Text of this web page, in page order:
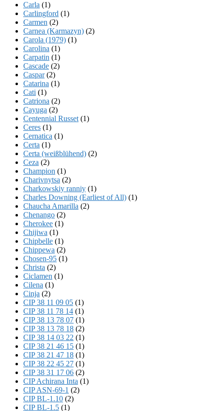
Carla (1)
Carlingford (1)
Carmen (2)
Carnea (Karmazyn) (2)
Carola (1979) (1)
Carolina (1)
Carpatin (1)
Cascade (2)
Caspar(2)
Catarina (1)
Cati (1)
Catriona (2)
Cayuga (2)
Centennial Russet (1)
Ceres (1)
Cernatica (1)
Certa (1)
Certa (weißblühend) (2)
Ceza (2)
Champion (1)
Charivnytsa (2)
Charkowskiy ranniy (1)
Charles Downing (Earliest of All) (1)
Chaucha Amarilla (2)
Chenango (2)
Cherokee (1)
Chijiwa (1)
Chipbelle (1)
Chippewa (2)
Chosen-95 (1)
Christa (2)
Ciclamen (1)
Cilena (1)
Cinja (2)
CIP 38 11 09 05 (1)
CIP 38 11 78 14 (1)
CIP 38 13 78 07 (1)
CIP 38 13 78 18 (2)
CIP 38 14 03 22 (1)
CIP 38 21 46 15 (1)
CIP 38 21 47 18 (1)
CIP 38 22 45 27 (1)
CIP 38 31 17 06 (2)
CIP Achirana Inta (1)
CIP ASN-69-1 (2)
CIP BL-1.10 (2)
CIP BL-1.5 (1)